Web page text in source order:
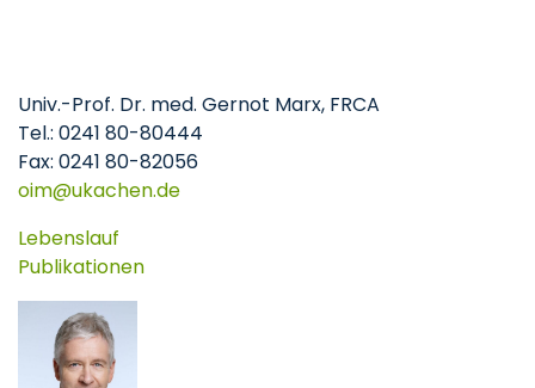
Univ.-Prof. Dr. med. Gernot Marx, FRCA
Tel.: 0241 80-80444
Fax: 0241 80-82056
oim
ukachende
Lebenslauf
Publikationen